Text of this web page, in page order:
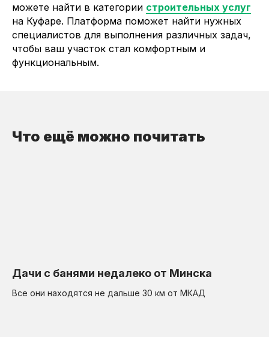
можете найти в категории строительных услуг
на Куфаре. Платформа поможет найти нужных
специалистов для выполнения различных задач,
чтобы ваш участок стал комфортным и
функциональным.
Что ещё можно почитать
Дачи с банями недалеко от Минска
Все они находятся не дальше 30 км от МКАД